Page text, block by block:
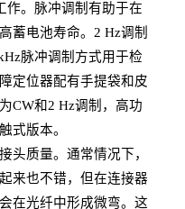
作。脉冲调制有助于在
蓄电池寿命。2 Hz调制
脉冲调制方式用于检
定位器配有手提袋和皮
CW和2 Hz调制，高功
式版本。
头质量。通常情况下，
来也不错，但在连接器
在光纤中形成微弯。这